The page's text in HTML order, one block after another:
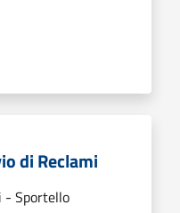
di Reclami
- Sportello